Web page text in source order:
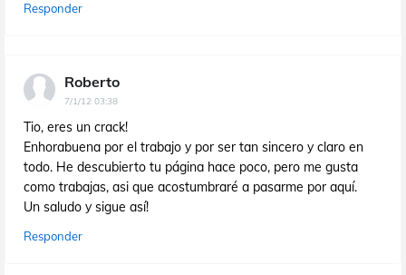
Responder
Roberto
7/1/12 03:38
Tio, eres un crack!
Enhorabuena por el trabajo y por ser tan sincero y claro en
todo. He descubierto tu página hace poco, pero me gusta
como trabajas, asi que acostumbraré a pasarme por aquí.
Un saludo y sigue así!
Responder